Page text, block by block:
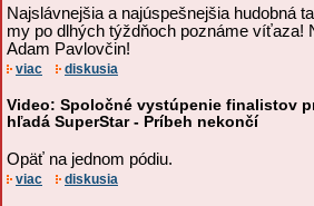
Najslávnejšia a najúspešnejšia hudobná
my po dlhých týždňoch poznáme víťaza!
Adam Pavlovčin!
viac diskusia
Video: Spoločné vystúpenie finalistov
hľadá SuperStar - Príbeh nekončí
Opäť na jednom pódiu.
viac diskusia